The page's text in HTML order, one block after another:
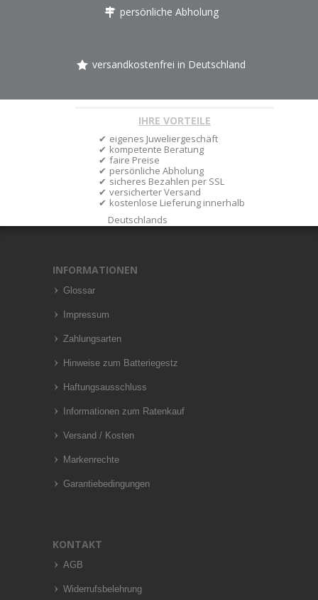
persönliche Abholung
versandkostenfrei in Deutschland
IHRE VORTEILE
eigenes Juweliergeschäft
kompetente Beratung
faire Preise
persönliche Abholung
sicheres Bezahlen per SSL
versicherter Versand
kostenlose Lieferung innerhalb
Deutschlands
INFORMATIONEN
Glossar
Impressum
Zahlungsarten
Hinweise zum Batteriegestz
Haftungsausschluss
Informationen zum Ratenkauf
Versand / Kosten
Markenrechte
Garantiebedingungen
KONTAKT
AGB
Widerrufsbelehrung